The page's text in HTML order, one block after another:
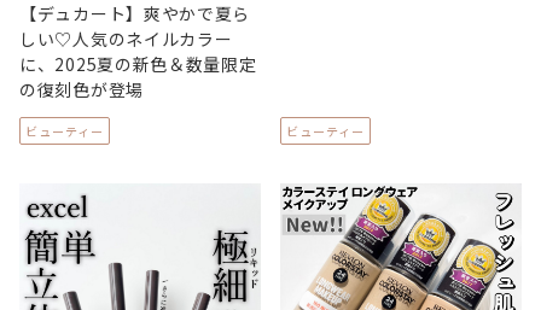
【デュカート】爽やかで夏ら
しい♡人気のネイルカラー
に、2025夏の新色＆数量限定
の復刻色が登場
ビューティー ビューティー